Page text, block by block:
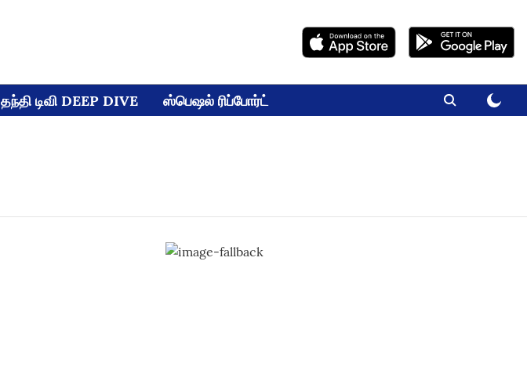
தந்தி டிவி DEEP DIVE ஸ்பெஷல் ரிப்போர்ட்